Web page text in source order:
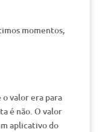
momentos,
o valor era para
é não. O valor
aplicativo do